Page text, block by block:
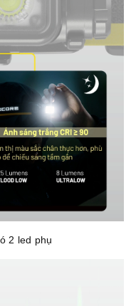
2 led phụ